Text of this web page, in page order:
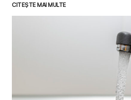
Adresa ta de email nu va fi
CITEȘTE MAI MULTE